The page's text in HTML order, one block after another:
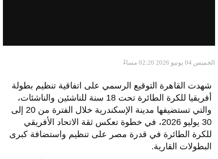
الخميس 04 يونيو 2026 02:20 مساءً
شهدت القاهرة التوقيع الرسمي على اتفاقية تنظيم بطولة
أفريقيا للكرة الطائرة تحت 18 سنة للناشئين والناشئات،
والتي تستضيفها مدينة الإسكندرية خلال الفترة من 20 إلى
30 يوليو 2026، في خطوة تعكس ثقة الاتحاد الأفريقي
للكرة الطائرة في قدرة مصر على تنظيم واستضافة كبرى
البطولات القارية.